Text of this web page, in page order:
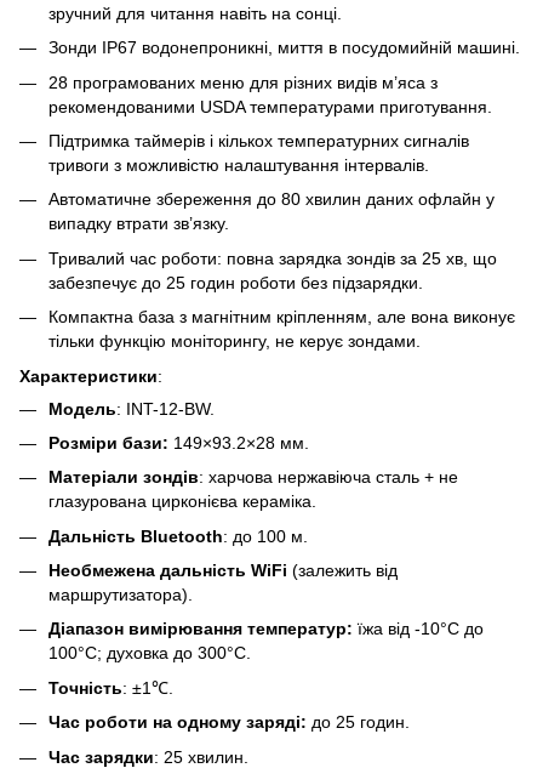
зручний для читання навіть на сонці.
Зонди IP67 водонепроникні, миття в посудомийній машині.
28 програмованих меню для різних видів м’яса з
рекомендованими USDA температурами приготування.
Підтримка таймерів і кількох температурних сигналів
тривоги з можливістю налаштування інтервалів.
Автоматичне збереження до 80 хвилин даних офлайн у
випадку втрати зв’язку.
Тривалий час роботи: повна зарядка зондів за 25 хв, що
забезпечує до 25 годин роботи без підзарядки.
Компактна база з магнітним кріпленням, але вона виконує
тільки функцію моніторингу, не керує зондами.
Характеристики:
Модель: INT-12-BW.
Розміри бази: 149×93.2×28 мм.
Матеріали зондів: харчова нержавіюча сталь + не
глазурована цирконієва кераміка.
Дальність Bluetooth: до 100 м.
Необмежена дальність WiFi (залежить від
маршрутизатора).
Діапазон вимірювання температур: їжа від -10°С до
100°С; духовка до 300°С.
Точність: ±1℃.
Час роботи на одному заряді: до 25 годин.
Час зарядки: 25 хвилин.